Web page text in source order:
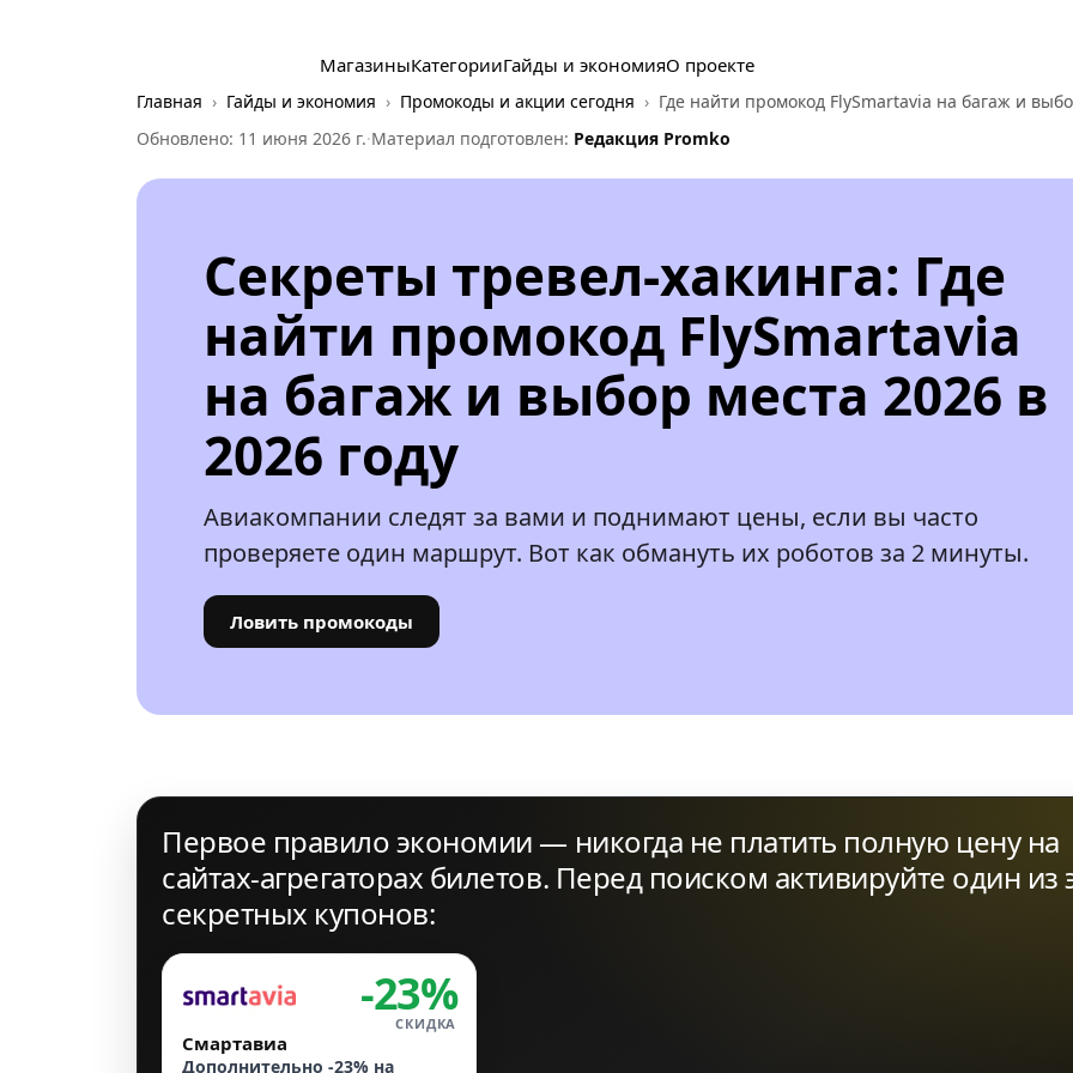
МагазиныКатегорииГайды и экономияО проекте
Главная Гайды и экономия Промокоды и акции сегодня
Где найти промокод FlySmartavia на багаж и
Обновлено: 11 июня 2026 г.·Материал подготовлен: Редакция Promko
Секреты тревел-хакинга: Где
найти промокод FlySmartavia
на багаж и выбор места 2026 в
2026 году
Авиакомпании следят за вами и поднимают цены, если вы часто
проверяете один маршрут. Вот как обмануть их роботов за 2 минуты.
Ловить промокоды
Первое правило экономии — никогда не платить полную цену на
сайтах-агрегаторах билетов. Перед поиском активируйте один из
секретных купонов:
-23%
СКИДКА
Смартавиа
Дополнительно -23% на